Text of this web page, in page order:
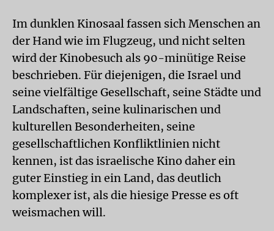
Im dunklen Kinosaal fassen sich Menschen an
der Hand wie im Flugzeug, und nicht selten
wird der Kinobesuch als 90-minütige Reise
beschrieben. Für diejenigen, die Israel und
seine vielfältige Gesellschaft, seine Städte und
Landschaften, seine kulinarischen und
kulturellen Besonderheiten, seine
gesellschaftlichen Konfliktlinien nicht
kennen, ist das israelische Kino daher ein
guter Einstieg in ein Land, das deutlich
komplexer ist, als die hiesige Presse es oft
weismachen will.